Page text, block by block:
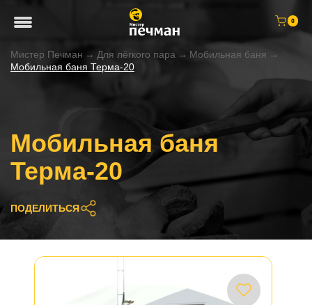
0
Мистер Печман → Для лёгкого пара → Мобильная баня →
Мобильная баня Терма-20
Мобильная баня
Терма-20
ПОДЕЛИТЬСЯ